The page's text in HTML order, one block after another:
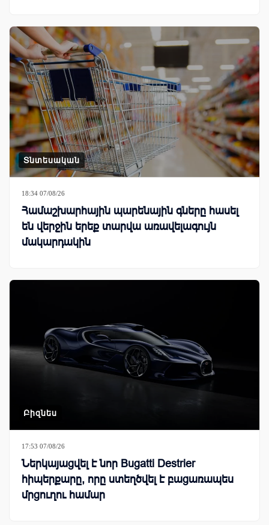
Տնտեսական
18:34 07/08/26
Համաշխարհային պարենային գները հասել
են վերջին երեք տարվա առավելագույն
մակարդակին
Բիզնես
17:53 07/08/26
Ներկայացվել է նոր Bugatti Destrier
հիպերքարը, որը ստեղծվել է բացառապես
մրցուղու համար